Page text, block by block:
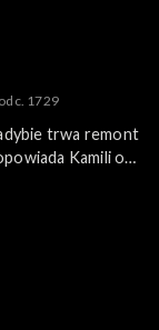
1729
trwa remont
Kamili o
w
uwagach
przyznaje się